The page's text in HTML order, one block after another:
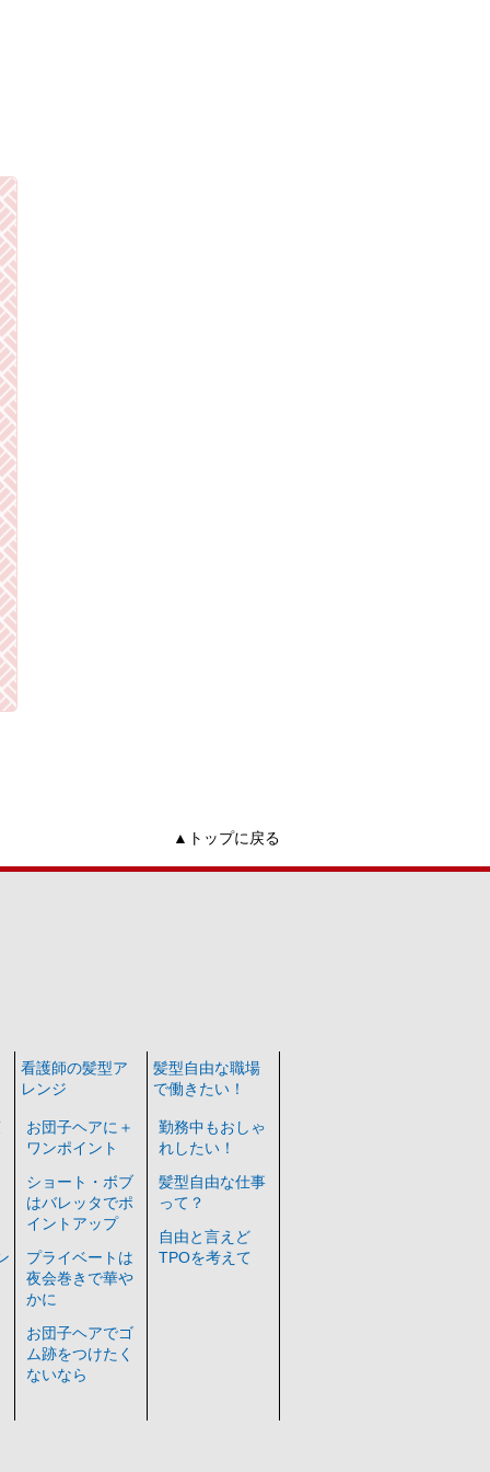
トップに戻る
看護師の髪型ア
レンジ
お団子ヘアに＋
ワンポイント
ショート・ボブ
はバレッタでポ
イントアップ
プライベートは
夜会巻きで華や
かに
お団子ヘアでゴ
ム跡をつけたく
ないなら
髪型自由な職場
で働きたい！
勤務中もおしゃ
れしたい！
髪型自由な仕事
って？
自由と言えど
TPOを考えて